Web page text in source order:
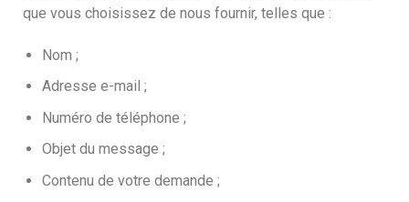
que vous choisissez de nous fournir, telles que :
Nom ;
Adresse e-mail ;
Numéro de téléphone ;
Objet du message ;
Contenu de votre demande ;